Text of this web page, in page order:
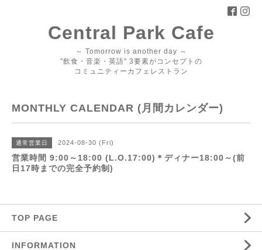
Central Park Cafe
～ Tomorrow is another day ～
"飲食・音楽・英語" 3要素がコンセプトの
コミュニティーカフェレストラン
MONTHLY CALENDAR (月間カレンダー)
通常営業日 2024-08-30 (Fri)
営業時間 9:00～18:00 (L.O.17:00)＊ディナー18:00～(前
日17時までの完全予約制)
TOP PAGE
INFORMATION